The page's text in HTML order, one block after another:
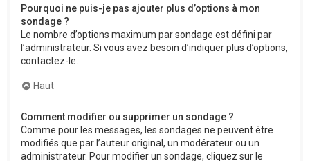
Pourquoi ne puis-je pas ajouter plus d’options à mon
sondage ?
Le nombre d’options maximum par sondage est défini par
l’administrateur. Si vous avez besoin d’indiquer plus d’options,
contactez-le.
Haut
Comment modifier ou supprimer un sondage ?
Comme pour les messages, les sondages ne peuvent être
modifiés que par l’auteur original, un modérateur ou un
administrateur. Pour modifier un sondage, cliquez sur le